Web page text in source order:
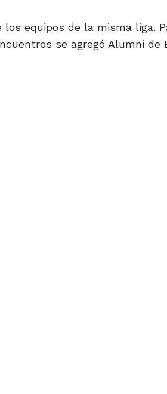
equipos de la misma liga.
se agregó Alumni de